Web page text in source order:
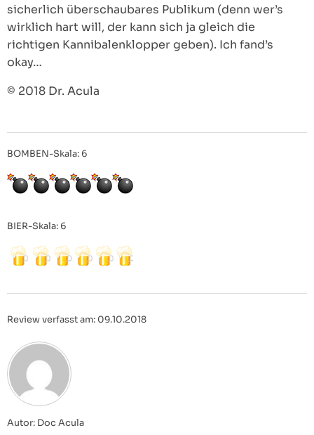
sicherlich überschaubares Publikum (denn wer’s
wirklich hart will, der kann sich ja gleich die
richtigen Kannibalenklopper geben). Ich fand’s
okay…
© 2018 Dr. Acula
BOMBEN-Skala: 6
BIER-Skala: 6
Review verfasst am: 09.10.2018
Autor: Doc Acula